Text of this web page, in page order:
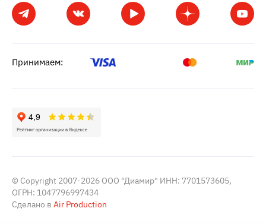
Принимаем:
© Copyright 2007-2026 ООО "Диамир" ИНН: 7701573605,
ОГРН: 1047796997434
Сделано в Air Production